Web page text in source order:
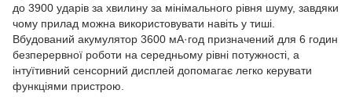
до 3900 ударів за хвилину за мінімального рівня шуму, завдяки
чому прилад можна використовувати навіть у тиші.
Вбудований акумулятор 3600 мА·год призначений для 6 годин
безперервної роботи на середньому рівні потужності, а
інтуїтивний сенсорний дисплей допомагає легко керувати
функціями пристрою.